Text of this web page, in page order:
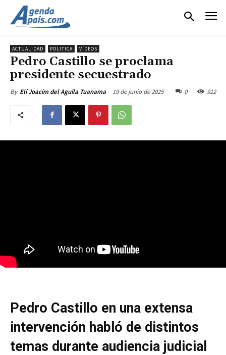
ACTUALIDAD POLITICA VÍDEOS
Pedro Castillo se proclama
presidente secuestrado
By Elí Joacim del Aguila Tuanama 19 de junio de 2025 0 912
Pedro Castillo en una extensa
intervención habló de distintos
temas durante audiencia judicial